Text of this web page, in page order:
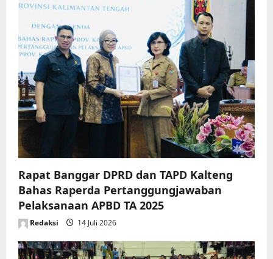
Rapat Banggar DPRD dan TAPD Kalteng
Bahas Raperda Pertanggungjawaban
Pelaksanaan APBD TA 2025
Redaksi 14 Juli 2026